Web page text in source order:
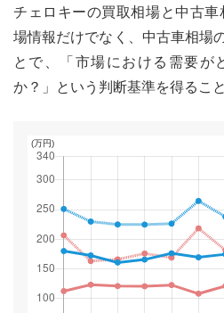
チェロキーの買取相場と中古
場情報だけでなく、中古車相場
とで、「市場における需要が
か？」という判断基準を得るこ